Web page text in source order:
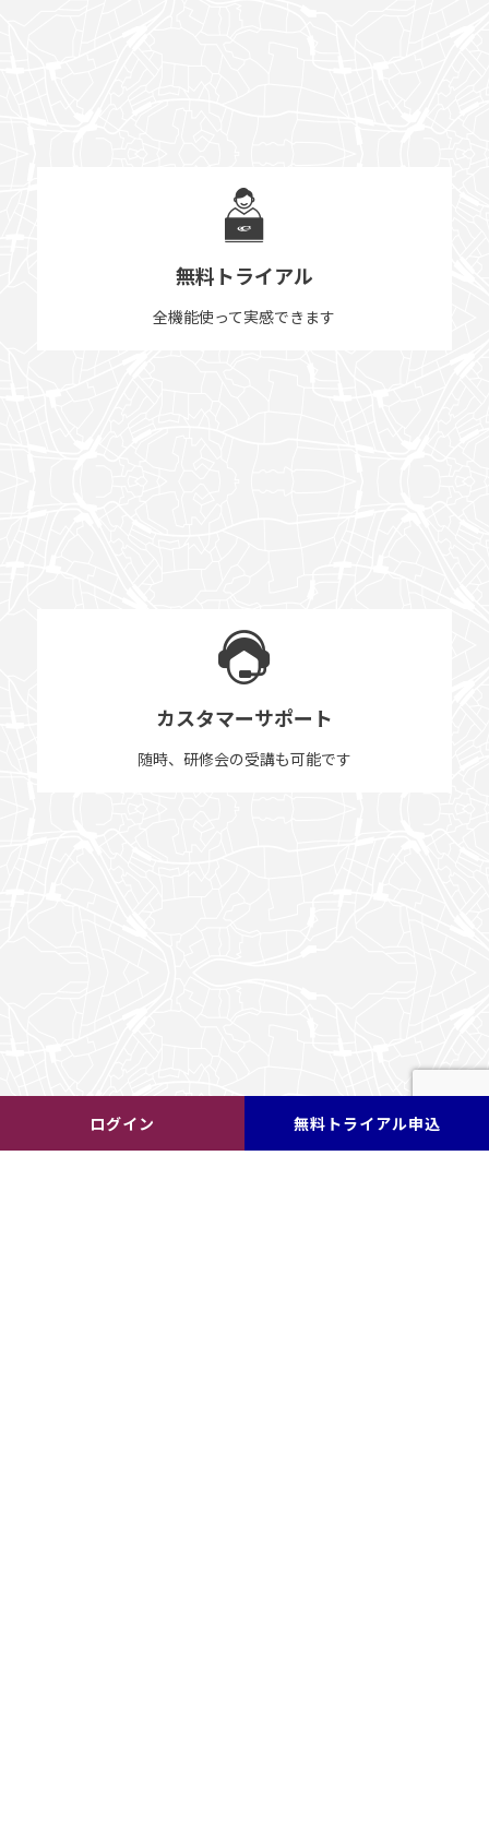
ログイン 無料トライアル申込
無料トライアル
全機能使って実感できます
カスタマーサポート
随時、研修会の受講も可能です